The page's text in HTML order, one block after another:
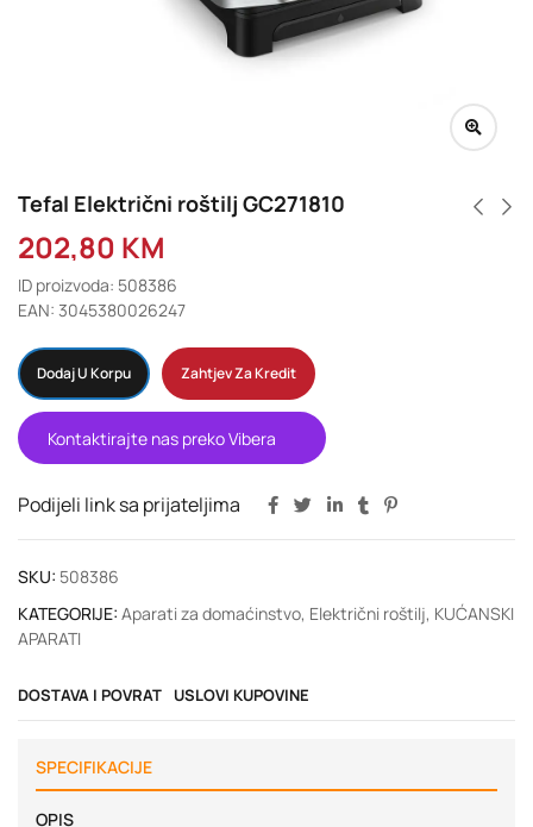
Tefal Električni roštilj GC271810
202,80 KM
ID proizvoda: 508386
EAN: 3045380026247
Dodaj U Korpu Zahtjev Za Kredit
Kontaktirajte nas preko Vibera
Podijeli link sa prijateljima
SKU: 508386
KATEGORIJE: Aparati za domaćinstvo, Električni roštilj, KUĆANSKI
APARATI
DOSTAVA I POVRAT USLOVI KUPOVINE
SPECIFIKACIJE
OPIS